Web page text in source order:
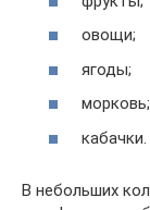
овощи;
ягоды;
морковь;
кабачки.
В небольших